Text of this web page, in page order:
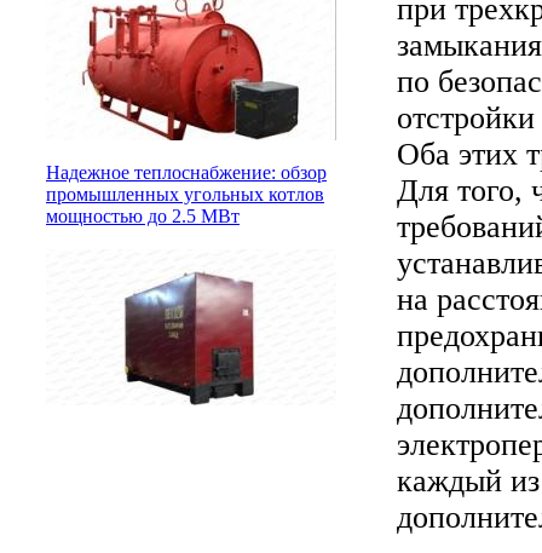
Надежное теплоснабжение: обзор
промышленных угольных котлов
мощностью до 2.5 МВт
при
по
Оба этих
Для того,
на
каждый из